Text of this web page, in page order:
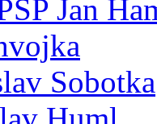
Jan
Sobotka